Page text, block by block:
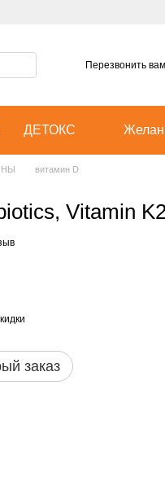
Перезвонить
ДЕТОКС
витамин D
Vitamin
заказ